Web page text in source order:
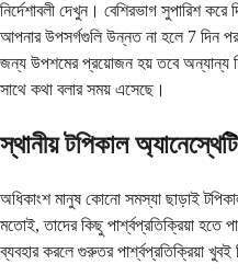
নির্দেশাবলী দেখুন। বেশিরভাগ সুপারিশ
আপনার উপসর্গগুলি উন্নত না হলে 7 দিন
জন্য উপশমের প্রয়োজন হয় তবে অন্যান্য
সাথে কথা বলার সময় এসেছে।
স্থানীয় টপিকাল
অধিকাংশ মানুষ কোনো সমস্যা ছাড়াই
মতোই, তাদের কিছু পার্শ্বপ্রতিক্রিয়া
ব্যবহার করলে গুরুতর পার্শ্বপ্রতিক্রিয়া খুবই